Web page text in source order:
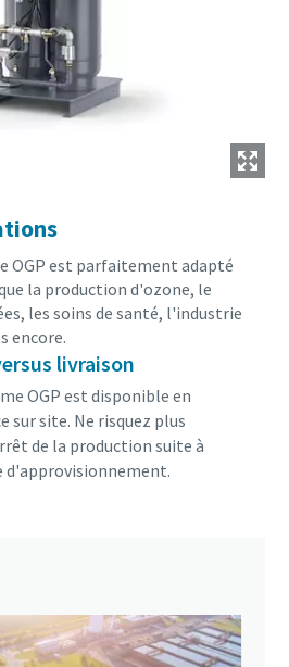
OGP est parfaitement adapté
la production d'ozone, le
les soins de santé, l'industrie
encore.
livraison
OGP est disponible en
sur site. Ne risquez plus
de la production suite à
d'approvisionnement.